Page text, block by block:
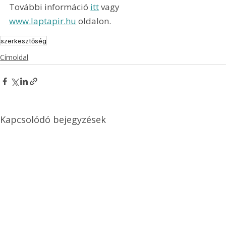
További információ itt vagy
www.laptapir.hu oldalon.
szerkesztőség
Címoldal
Kapcsolódó bejegyzések